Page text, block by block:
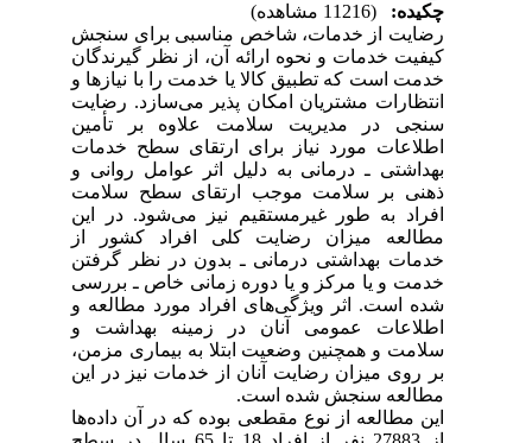
چکیده:
رضایت از خدمات، شاخص مناسبی برای سنجش
کیفیت خدمات و نحوه ارائه آن، از نظر گیرندگان
خدمت است که تطبیق کالا یا خدمت را با نیازها و
انتظارات مشتریان امکان پذیر می‌سازد. رضایت
سنجی در مدیریت سلامت علاوه بر تأمین
اطلاعات مورد نیاز برای ارتقای سطح خدمات
بهداشتی ـ درمانی به دلیل اثر عوامل روانی و
ذهنی بر سلامت موجب ارتقای سطح سلامت
افراد به طور غیرمستقیم نیز می‌شود. در این
مطالعه میزان رضایت کلی افراد کشور از
خدمات بهداشتی درمانی ـ بدون در نظر گرفتن
خدمت و یا مرکز و یا دوره زمانی خاص ـ بررسی
شده است. اثر ویژگی‌های افراد مورد مطالعه و
اطلاعات عمومی آنان در زمینه بهداشت و
سلامت و همچنین وضعیت ابتلا به بیماری مزمن،
‌بر روی میزان رضایت آنان از خدمات نیز در این
مطالعه سنجش شده است.
این مطالعه از نوع مقطعی بوده که در آن داده‌ها